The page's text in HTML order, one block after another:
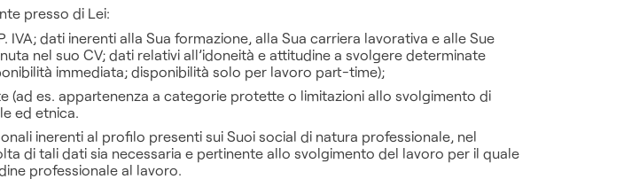
presso di Lei:
dati inerenti alla Sua formazione, alla Sua carriera lavorativa e alle Sue
nel suo CV; dati relativi all’idoneità e attitudine a svolgere determinate
immediata; disponibilità solo per lavoro part-time);
(ad es. appartenenza a categorie protette o limitazioni allo svolgimento di
ed etnica.
inerenti al profilo presenti sui Suoi social di natura professionale, nel
di tali dati sia necessaria e pertinente allo svolgimento del lavoro per il quale
professionale al lavoro.